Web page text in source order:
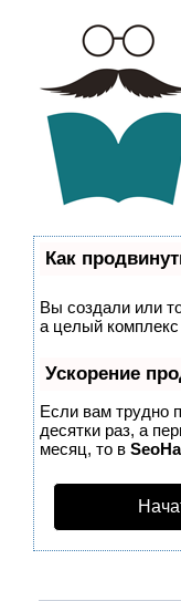
Как
Вы создали или
а целый
Ускорение
Если вам трудно
десятки раз, а
месяц, то в